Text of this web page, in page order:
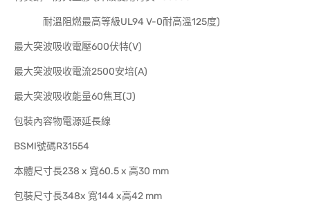
耐溫阻燃最高等級UL94 V-0耐高溫125度)
最大突波吸收電壓600伏特(V)
最大突波吸收電流2500安培(A)
最大突波吸收能量60焦耳(J)
包裝內容物電源延長線
BSMI號碼R31554
本體尺寸長238 x 寬60.5 x 高30 mm
包裝尺寸長348x 寬144 x高42 mm